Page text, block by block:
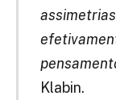
Klabin.